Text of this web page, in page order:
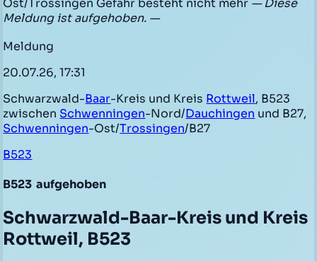
Ost/Trossingen Gefahr besteht nicht mehr — Diese
Meldung ist aufgehoben. —
Meldung
20.07.26, 17:31
Schwarzwald-Baar-Kreis und Kreis Rottweil, B523
zwischen Schwenningen-Nord/Dauchingen und B27,
Schwenningen-Ost/Trossingen/B27
B523
B523 aufgehoben
Schwarzwald-Baar-Kreis und Kreis
Rottweil, B523